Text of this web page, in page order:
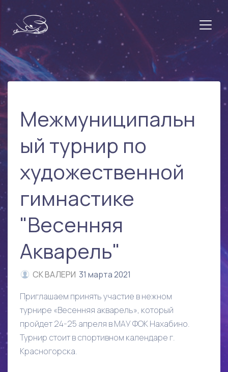
Межмуниципальн
ый турнир по
художественной
гимнастике
"Весенняя
Акварель"
СК ВАЛЕРИ 31 марта 2021
Приглашаем принять участие в нежном
турнире «Весенняя акварель», который
пройдет 24-25 апреля в МАУ ФОК Нахабино.
Турнир стоит в спортивном календаре г.
Красногорска.